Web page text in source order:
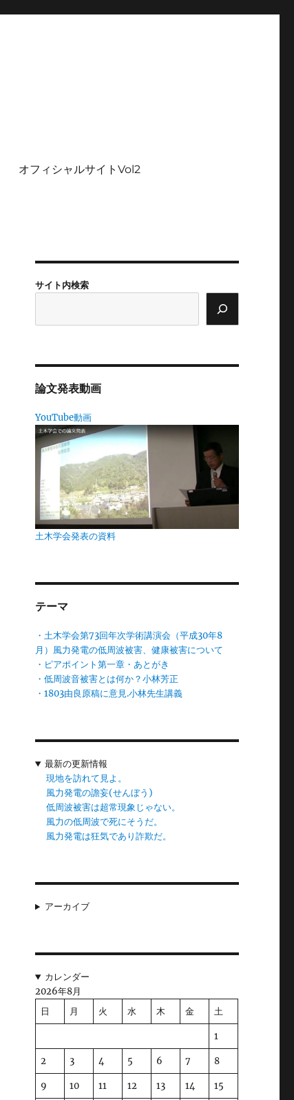
オフィシャルサイトVol2
サイト内検索
論文発表動画
YouTube動画
土木学会発表の資料
テーマ
・土木学会第73回年次学術講演会（平成30年8
月）風力発電の低周波被害、健康被害について
・ピアポイント第一章・あとがき
・低周波音被害とは何か？小林芳正
・1803由良原稿に意見.小林先生講義
最新の更新情報
現地を訪れて見よ。
風力発電の譫妄(せんぼう)
低周波被害は超常現象じゃない。
風力の低周波で死にそうだ。
風力発電は狂気であり詐欺だ。
アーカイブ
カレンダー
2026年8月
日
月 火 水 木 金 土
1
2 3 4 5 6 7 8
9 10 11 12 13 14 15